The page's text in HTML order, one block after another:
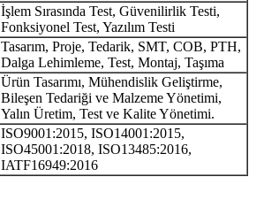
İşlem Sırasında Test, Güvenilirlik Testi,
Fonksiyonel Test, Yazılım Testi
Tasarım, Proje, Tedarik, SMT, COB, PTH,
Dalga Lehimleme, Test, Montaj, Taşıma
Ürün Tasarımı, Mühendislik Geliştirme,
Bileşen Tedariği ve Malzeme Yönetimi,
Yalın Üretim, Test ve Kalite Yönetimi.
ISO9001:2015, ISO14001:2015,
ISO45001:2018, ISO13485:2016,
IATF16949:2016